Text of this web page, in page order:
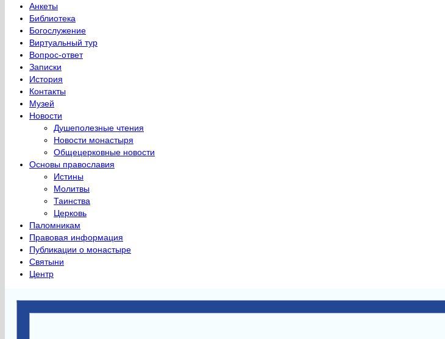
Анкеты
Библиотека
Богослужение
Виртуальный тур
Вопрос-ответ
Записки
История
Контакты
Музей
Новости
Душеполезные чтения
Новости монастыря
Общецерковные новости
Основы православия
Истины
Молитвы
Таинства
Церковь
Паломникам
Правовая информация
Публикации о монастыре
Святыни
Центр